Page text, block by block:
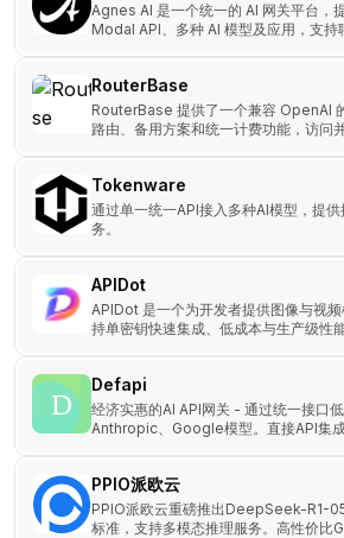
Agnes AI 是一个统一的 AI 网关平台，
Modal API、多种 AI 模型及应用，支持
RouterBase
RouterBase 提供了一个兼容 OpenAI
路由、备用方案和统一计费功能，访问
Tokenware
通过单一统一API接入多种AI模型，提
务。
APIDot
APIDot 是一个为开发者提供图像与视
持单密钥快速集成、低成本与生产级性能
Defapi
经济实惠的AI API网关 - 通过统一接口
Anthropic、Google模型。直接API集
PPIO派欧云
PPIO派欧云重磅推出DeepSeek-R1-
标准，支持多模态推理服务。高性价